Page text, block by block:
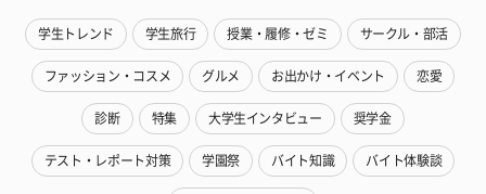
学生トレンド 学生旅行 授業・履修・ゼミ サークル・部活
ファッション・コスメ グルメ お出かけ・イベント 恋愛
診断 特集 大学生インタビュー 奨学金
テスト・レポート対策 学園祭 バイト知識 バイト体験談